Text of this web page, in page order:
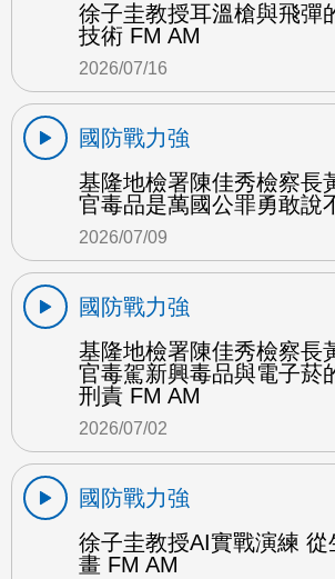
徐子圭教授耳溫槍與飛彈
技術 FM AM
2026/07/16
國防戰力強
基隆地檢署陳佳秀檢察長
官毒品是萬國公罪勇敢說
2026/07/09
國防戰力強
基隆地檢署陳佳秀檢察長
官毒駕新興毒品與電子菸
刑責 FM AM
2026/07/02
國防戰力強
徐子圭教授AI實戰演練
畫 FM AM